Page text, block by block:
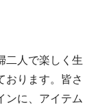
二人で楽しく生
おります。皆さ
ンに、アイテム